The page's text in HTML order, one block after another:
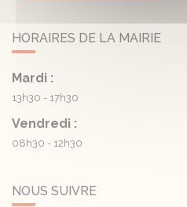
HORAIRES DE LA MAIRIE
Mardi :
13h30 - 17h30
Vendredi :
08h30 - 12h30
NOUS SUIVRE